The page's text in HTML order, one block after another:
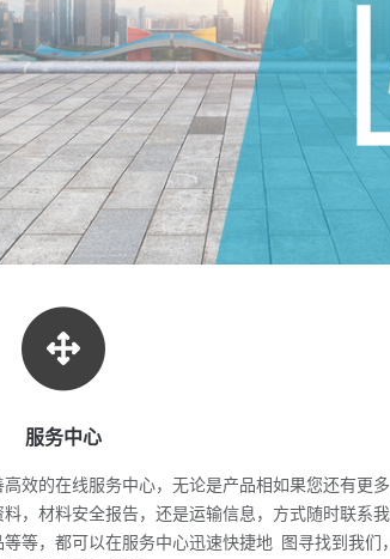
服务中心
效的在线服务中心，无论是产品相
，材料安全报告，还是运输信息，
等，都可以在服务中心迅速快捷地
如果您还有更
方式随时联系
图寻找到我们